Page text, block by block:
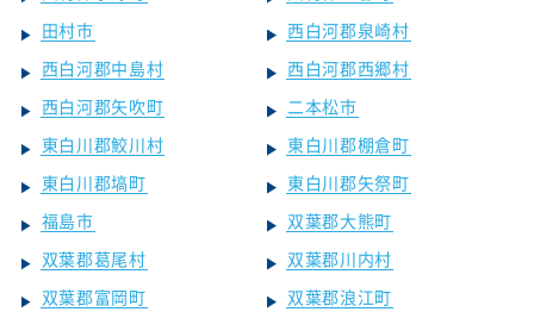
田村市
西白河郡泉崎村
西白河郡中島村
西白河郡西郷村
西白河郡矢吹町
二本松市
東白川郡鮫川村
東白川郡棚倉町
東白川郡塙町
東白川郡矢祭町
福島市
双葉郡大熊町
双葉郡葛尾村
双葉郡川内村
双葉郡富岡町
双葉郡浪江町